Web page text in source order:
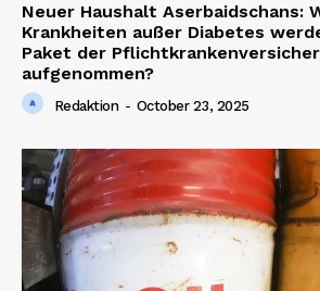
News Week
Magazine
Neuer Haushalt Aserbaidschans:
Krankheiten außer Diabetes
Paket der
aufgenommen?
Redaktion - October 23, 2025